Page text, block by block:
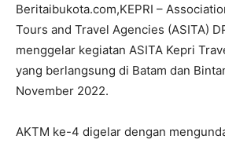
Beritaibukota.com,KEPRI –
Tours and Travel Agencies (ASITA)
menggelar kegiatan ASITA Kepri
yang berlangsung di Batam dan
November 2022.
AKTM ke-4 digelar dengan